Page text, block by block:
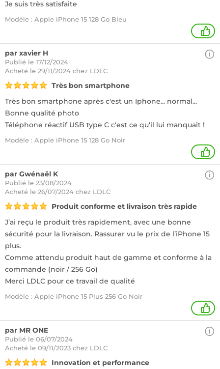
Je suis très satisfaite
Modèle : Apple iPhone 15 128 Go Bleu
+
par xavier H
Publié le 17/12/2024
Acheté le 29/11/2024 chez LDLC
Très bon smartphone
Très bon smartphone après c'est un Iphone... normal...
Bonne qualité photo
Téléphone réactif USB type C c'est ce qu'il lui manquait !
Modèle : Apple iPhone 15 128 Go Noir
+
par Gwénaël K
Publié le 23/08/2024
Acheté le 26/07/2024 chez LDLC
Produit conforme et livraison très rapide
J’ai reçu le produit très rapidement, avec une bonne
sécurité pour la livraison. Rassurer vu le prix de l’iPhone 15
plus.
Comme attendu produit haut de gamme et conforme à la
commande (noir / 256 Go)
Merci LDLC pour ce travail de qualité
Modèle : Apple iPhone 15 Plus 256 Go Noir
+
par MR ONE
Publié le 06/07/2024
Acheté le 09/11/2023 chez LDLC
Innovation et performance